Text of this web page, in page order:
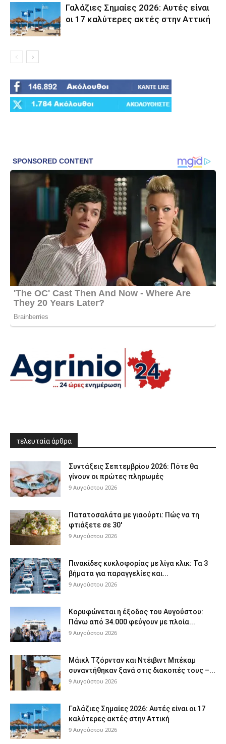
Γαλάζιες Σημαίες 2026: Αυτές είναι
οι 17 καλύτερες ακτές στην Αττική
τελευταία άρθρα
Συντάξεις Σεπτεμβρίου 2026: Πότε θα
γίνουν οι πρώτες πληρωμές
9 Αυγούστου 2026
Πατατοσαλάτα με γιαούρτι: Πώς να τη
φτιάξετε σε 30′
9 Αυγούστου 2026
Πινακίδες κυκλοφορίας με λίγα κλικ: Τα 3
βήματα για παραγγελίες και...
9 Αυγούστου 2026
Κορυφώνεται η έξοδος του Αυγούστου:
Πάνω από 34.000 φεύγουν με πλοία...
9 Αυγούστου 2026
Μάικλ Τζόρνταν και Ντέιβιντ Μπέκαμ
συναντήθηκαν ξανά στις διακοπές τους –...
9 Αυγούστου 2026
Γαλάζιες Σημαίες 2026: Αυτές είναι οι 17
καλύτερες ακτές στην Αττική
9 Αυγούστου 2026